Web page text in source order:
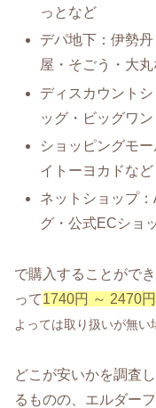
っとなど
デパ地下：伊勢
屋・そごう・大
ディスカウント
ッグ・ビッグワ
ショッピングモ
イトーヨカドなど
ネットショップ
グ・公式ECショ
で購入することがで
って1740円 ～ 2470円
よっては取り扱いが無い
どこが安いかを調査
るものの、エルダー